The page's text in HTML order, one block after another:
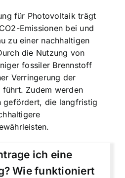
für Photovoltaik trägt
Emissionen bei und
zu einer nachhaltigen
die Nutzung von
fossiler Brennstoff
Verringerung der
Zudem werden
gefördert, die langfristig
ich eine
Wie funktioniert